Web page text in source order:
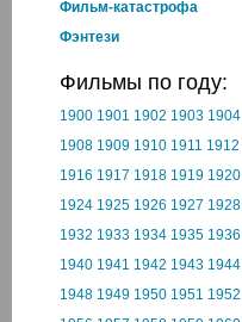
Фильм-катастрофа
Фэнтези
Фильмы по году:
1900 1901 1902 1903 1904
1908 1909 1910 1911 1912
1916 1917 1918 1919 1920
1924 1925 1926 1927 1928
1932 1933 1934 1935 1936
1940 1941 1942 1943 1944
1948 1949 1950 1951 1952